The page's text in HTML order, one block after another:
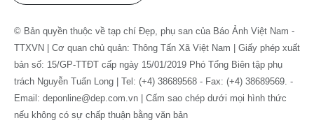
© Bản quyền thuộc về tạp chí Đẹp, phụ san của Báo Ảnh Việt Nam -
TTXVN | Cơ quan chủ quản: Thông Tấn Xã Việt Nam | Giấy phép xuất
bản số: 15/GP-TTĐT cấp ngày 15/01/2019 Phó Tổng Biên tập phụ
trách Nguyễn Tuấn Long | Tel: (+4) 38689568 - Fax: (+4) 38689569. -
Email: deponline@dep.com.vn | Cấm sao chép dưới mọi hình thức
nếu không có sự chấp thuận bằng văn bản